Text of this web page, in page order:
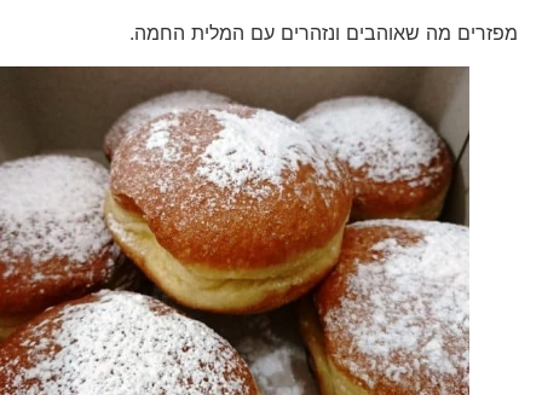
מפזרים מה שאוהבים ונזהרים עם המלית החמה.